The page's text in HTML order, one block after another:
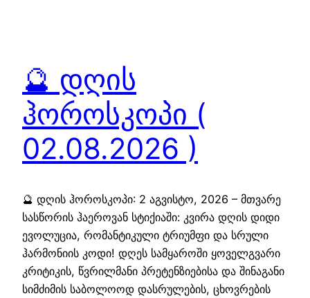
🔮 დღის
ჰოროსკოპი (
02.08.2026 )
🔮 დღის ჰოროსკოპი: 2 აგვისტო, 2026 – მთვარე
სასწორის ჰაეროვან სტიქიაში: კვირა დღის დიდი
ევოლუცია, რომანტიკული ტრიუმფი და სრული
ჰარმონიის კოდი! დღეს სამყაროში ყოველგვარი
კრიტიკის, წვრილმანი პრეტენზიებისა და შინაგანი
სიმძიმის საბოლოოდ დასრულების, ცხოვრების